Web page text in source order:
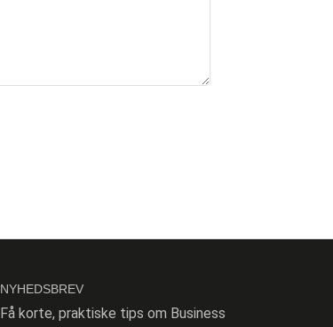
NYHEDSBREV
Få korte, praktiske tips om Business